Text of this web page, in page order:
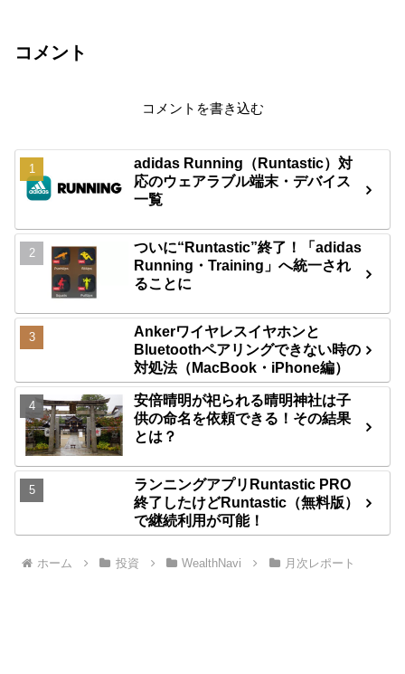
コメント
コメントを書き込む
adidas Running（Runtastic）対
応のウェアラブル端末・デバイス
一覧
ついに“Runtastic”終了！「adidas
Running・Training」へ統一され
ることに
Ankerワイヤレスイヤホンと
Bluetoothペアリングできない時の
対処法（MacBook・iPhone編）
安倍晴明が祀られる晴明神社は子
供の命名を依頼できる！その結果
とは？
ランニングアプリRuntastic PRO
終了したけどRuntastic（無料版）
で継続利用が可能！
ホーム 投資 WealthNavi 月次レポート